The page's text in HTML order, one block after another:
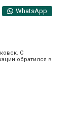
WhatsApp
С
обратился в